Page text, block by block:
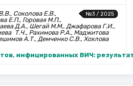
№3 / 2025
Соколова Е.В.,
Е.П., Горовая М.П.,
Д.А., Шегай М.М., Джафарова Г.И.,
Т.Ч., Рахимова Р.А., Маджитова
А.Т., Демченко С.В., Хохлова
инфи­цированных ВИЧ: